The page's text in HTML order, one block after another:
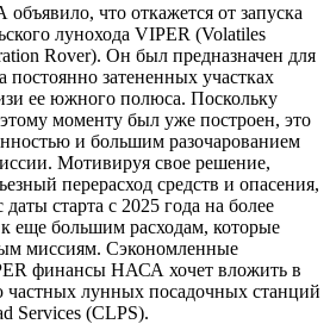
что откажется от запуска
лунохода VIPER (Volatiles
Rover). Он был предназначен для
постоянно затененных участках
ее южного полюса. Поскольку
моменту был уже построен, это
и большим разочарованием
Мотивируя свое решение,
перерасход средств и опасения,
старта с 2025 года на более
еще большим расходам, которые
миссиям. Сэкономленные
финансы НАСА хочет вложить в
частных лунных посадочных станций
Services (CLPS).